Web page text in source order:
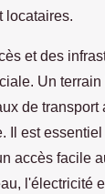
locataires.
et des
Un
de
Il est
accès facile
l'électricité